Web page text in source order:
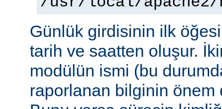
Günlük girdisinin ilk öğesi
tarih ve saatten oluşur.
modülün ismi (bu
raporlanan bilginin önem